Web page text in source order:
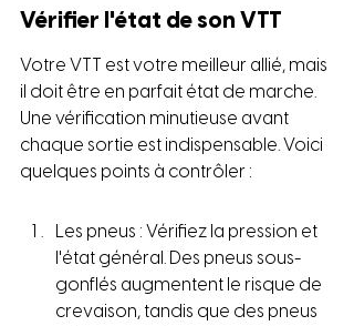
Vérifier l'état de son VTT
Votre VTT est votre meilleur allié, mais
il doit être en parfait état de marche.
Une vérification minutieuse avant
chaque sortie est indispensable. Voici
quelques points à contrôler :
Les pneus : Vérifiez la pression et
l'état général. Des pneus sous-
gonflés augmentent le risque de
crevaison, tandis que des pneus